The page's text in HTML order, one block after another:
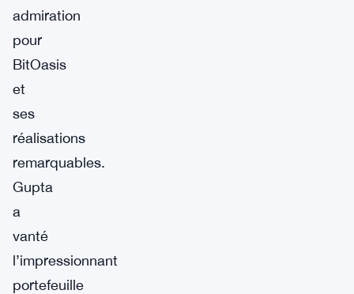
admiration
pour
BitOasis
et
ses
réalisations
remarquables.
Gupta
a
vanté
l’impressionnant
portefeuille